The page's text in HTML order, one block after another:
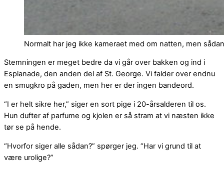
Normalt har jeg ikke kameraet med om natten, men
Stemningen er meget bedre da vi går over bakken og ind i
Esplanade, den anden del af St. George. Vi falder over endnu
en smugkro på gaden, men her er der ingen bandeord.
“I er helt sikre her,” siger en sort pige i 20-årsalderen til os.
Hun dufter af parfume og kjolen er så stram at vi næsten ikke
tør se på hende.
“Hvorfor siger alle sådan?” spørger jeg. “Har vi grund til at
være urolige?”